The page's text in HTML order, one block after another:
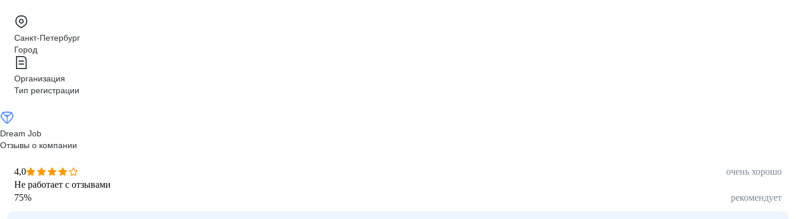
Санкт-Петербург
Город
Организация
Тип регистрации
Dream Job
Отзывы о компании
4,0
очень хорошо
Не работает с отзывами
75% рекомендует